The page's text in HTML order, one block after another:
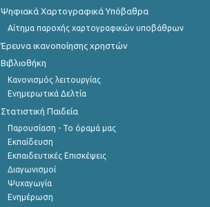
Ψηφιακά Χαρτογραφικά Υπόβαθρα
Αίτημα παροχής χαρτογραφικών υποβάθρων
Έρευνα ικανοποίησης χρηστών
Βιβλιοθήκη
Κανονισμός λειτουργίας
Ενημερωτικά Δελτία
Στατιστική Παιδεία
Παρουσίαση - Το όραμά μας
Εκπαίδευση
Εκπαιδευτικές Επισκέψεις
Διαγωνισμοί
Ψυχαγωγία
Ενημέρωση